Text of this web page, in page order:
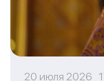
20 июля 2026